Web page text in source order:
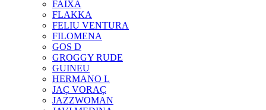
FAIXA
FLAKKA
FELIU VENTURA
FILOMENA
GOS D
GROGGY RUDE
GUINEU
HERMANO L
JAÇ VORAÇ
JAZZWOMAN